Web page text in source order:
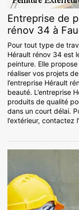
Entreprise de
rénov 34 à
Pour tout type de
Hérault rénov 34 est
peinture. Elle
réaliser vos projets
l’entreprise Hérault
beauté. L’entreprise
produits de qualité
dans un court délai.
l’extérieur, contactez